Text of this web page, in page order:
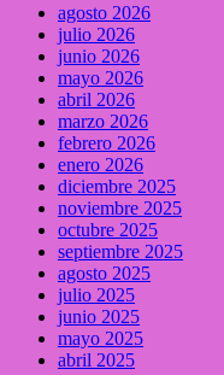
agosto 2026
julio 2026
junio 2026
mayo 2026
abril 2026
marzo 2026
febrero 2026
enero 2026
diciembre 2025
noviembre 2025
octubre 2025
septiembre 2025
agosto 2025
julio 2025
junio 2025
mayo 2025
abril 2025